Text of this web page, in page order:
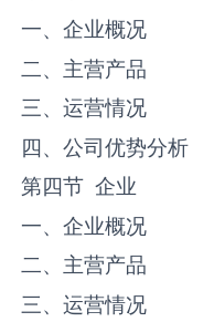
一、企业概况
二、主营产品
三、运营情况
四、公司优势分析
第四节 企业
一、企业概况
二、主营产品
三、运营情况